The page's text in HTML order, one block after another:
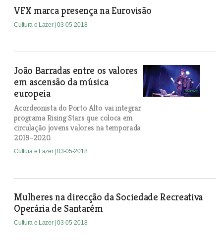
VFX marca presença na Eurovisão
Cultura e Lazer | 03-05-2018
João Barradas entre os valores
em ascensão da música
europeia
Acordeonista do Porto Alto vai integrar
programa Rising Stars que coloca em
circulação jovens valores na temporada
2019-2020.
Cultura e Lazer | 03-05-2018
Mulheres na direcção da Sociedade Recreativa
Operária de Santarém
Cultura e Lazer | 03-05-2018